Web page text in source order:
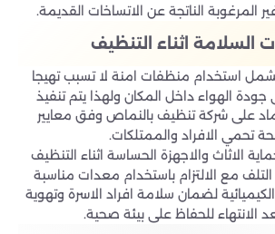
المرغوبة الناتجة عن الاتساخات القديمة.
السلامة اثناء التنظيف
استخدام منظفات امنة لا تسبب تهيجا
جودة الهواء داخل المكان ولهذا يتم تنفيذ
على شركة تنظيف بالنماص وفق معايير
تحمي الافراد والممتلكات.
الاثاث والاجهزة الحساسة اثناء التنظيف
مع الالتزام باستخدام معدات مناسبة
لضمان سلامة افراد الاسرة وتهوية
الانتهاء للحفاظ على بيئة صحية.